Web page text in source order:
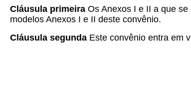
Cláusula primeira Os Anexos I e II a que
modelos Anexos I e II deste convênio.
Cláusula segunda Este convênio entra em